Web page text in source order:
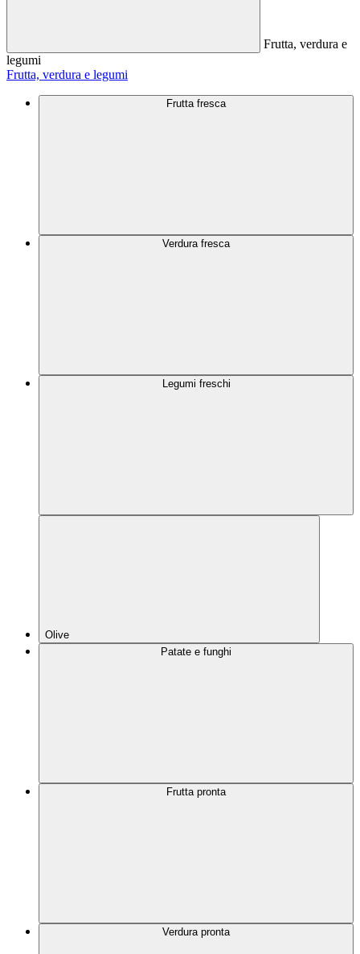
Frutta, verdura e
legumi
Frutta, verdura e legumi
Frutta fresca
Verdura fresca
Legumi freschi
Olive
Patate e funghi
Frutta pronta
Verdura pronta